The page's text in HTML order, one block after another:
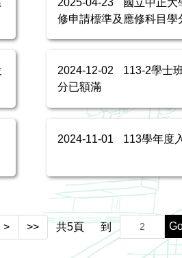
修申請標準及應修科目學
2024-12-02
113-2學士
分已額滿
2024-11-01 113學年度
> >> 共5頁 到